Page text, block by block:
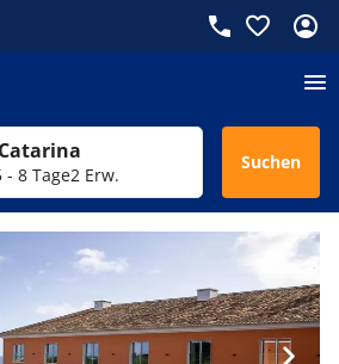
- 8 Tage2 Erw.
Suchen